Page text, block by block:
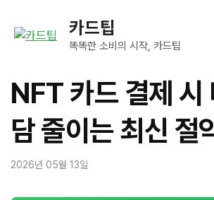
카드팁
똑똑한 소비의 시작, 카드팁
NFT 카드 결제 시
담 줄이는 최신 절
2026년 05월 13일